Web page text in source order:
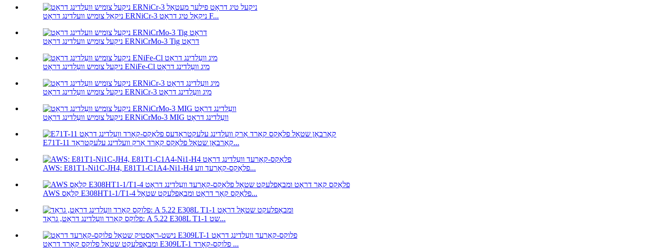
ניקאַל צומיש וועלדינג דראָט ERNiCr-3 ניקאַל טיג דראָט F...
ניקעל צומיש וועלדינג דראָט ERNiCrMo-3 Tig דראָט
ניקעל צומיש וועַלדינג דראָט ENiFe-Cl מיג וועַלדינג דראָט
ניקעל צומיש וועַלדינג דראָט ERNiCr-3 מיג וועַלדינג דראָט
ניקעל צומיש וועַלדינג דראָט ERNiCrMo-3 MIG וועַלדינג דראָט
E71T-11 קאַרבאָן שטאָל פלאַקס קאָרד אַרק וועלדינג עלעקטראָד...
AWS: E81T1-Ni1C-JH4, E81T1-C1A4-Ni1-H4 פלאַקס-קאָרעד ווע...
AWS קלאַס E308HT1-1/T1-4 פלאַקס קאָר דראָט ומבאַפלעקט שטאָל...
פלוקס קאָרד וועַלדינג דראָט, גראַד: A 5.22 E308L T1-1 שט...
ומבאַפלעקט שטאָל פלוקס קאָרד דראָט E309LT-1 פלוקס-קאָרד ...